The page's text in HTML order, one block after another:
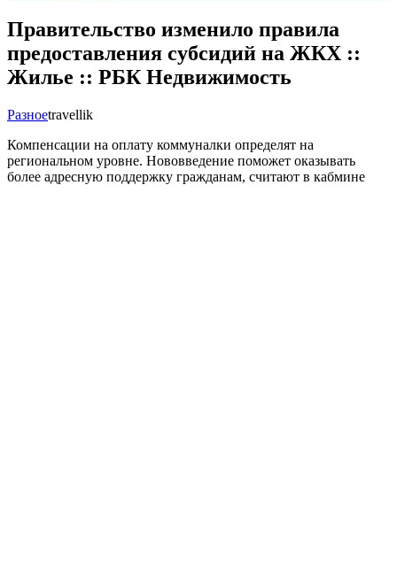
Правительство изменило правила
предоставления субсидий на ЖКХ ::
Жилье :: РБК Недвижимость
Разноеtravellik
Компенсации на оплату коммуналки определят на
региональном уровне. Нововведение поможет оказывать
более адресную поддержку гражданам, считают в кабмине